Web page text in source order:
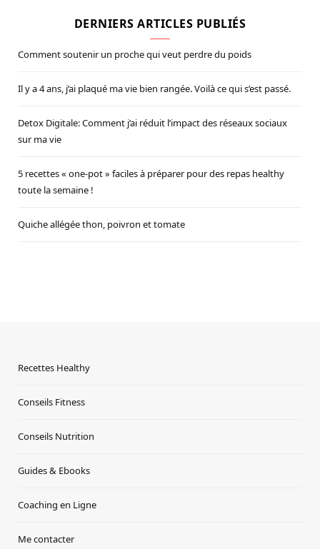
DERNIERS ARTICLES PUBLIÉS
Comment soutenir un proche qui veut perdre du poids
Il y a 4 ans, j’ai plaqué ma vie bien rangée. Voilà ce qui s’est passé.
Detox Digitale: Comment j’ai réduit l’impact des réseaux sociaux
sur ma vie
5 recettes « one-pot » faciles à préparer pour des repas healthy
toute la semaine !
Quiche allégée thon, poivron et tomate
Recettes Healthy
Conseils Fitness
Conseils Nutrition
Guides & Ebooks
Coaching en Ligne
Me contacter